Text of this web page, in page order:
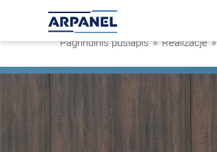
Pagrindinis puslapis » Realizacje »